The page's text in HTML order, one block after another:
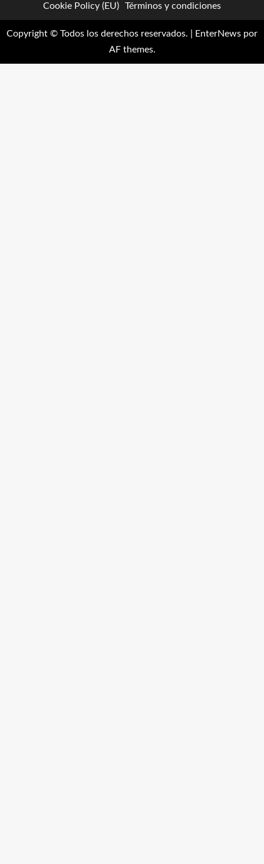
Cookie Policy (EU)
Términos y condiciones
Copyright © Todos los derechos reservados. EnterNews por
AF themes.